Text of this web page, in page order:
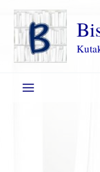
Пређи
садржај